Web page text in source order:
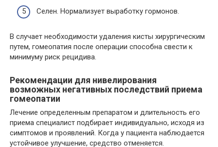
Селен. Нормализует выработку гормонов.
В случает необходимости удаления кисты хирургическим
путем, гомеопатия после операции способна свести к
минимуму риск рецидива.
Рекомендации для нивелирования
возможных негативных последствий приема
гомеопатии
Лечение определенным препаратом и длительность его
приема специалист подбирает индивидуально, исходя из
симптомов и проявлений. Когда у пациента наблюдается
устойчивое улучшение, средство отменяется.